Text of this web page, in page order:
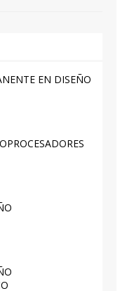
será capaz
los
y digital a
Nyquist y de
EN DISEÑO